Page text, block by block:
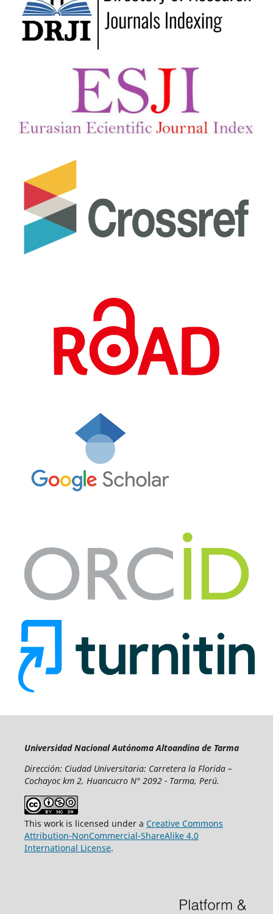
Universidad Nacional Autónoma Altoandina de Tarma
Dirección: Ciudad Universitaria: Carretera la Florida –
Cochayoc km 2, Huancucro N° 2092 - Tarma, Perú.
This work is licensed under a Creative Commons
Attribution-NonCommercial-ShareAlike 4.0
International License.